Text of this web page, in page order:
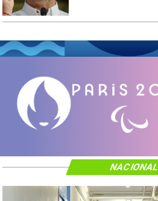
NACIONAL